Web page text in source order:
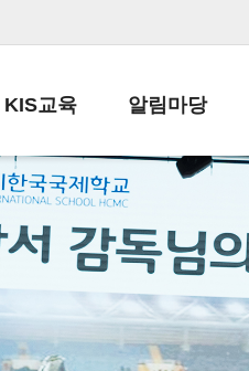
KIS교육
교육목표
학사일정
일과시간표
성과평가자료
알림마당
공지사항
납부금 안내
스쿨버스 운행 안내
급식안내